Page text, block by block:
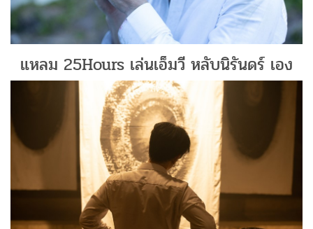
แหลม 25Hours เล่นเอ็มวี หลับนิรันดร์ เอง